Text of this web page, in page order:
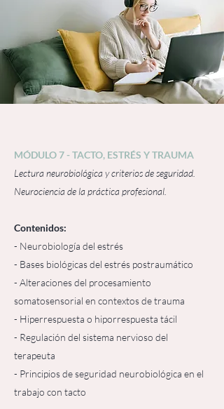
MÓDULO 7 - TACTO, ESTRÉS Y TRAUMA
Lectura neurobiológica y criterios de seguridad.
Neurociencia de la práctica profesional.
Contenidos:
- Neurobiología del estrés
- Bases biológicas del estrés postraumático
- Alteraciones del procesamiento
somatosensorial en contextos de trauma
- Hiperrespuesta o hiporrespuesta tácil
- Regulación del sistema nervioso del
terapeuta
- Principios de seguridad neurobiológica en el
trabajo con tacto